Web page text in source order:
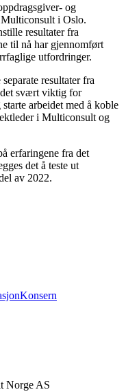
og
i Oslo.
resultater fra
til nå har gjennomført
utfordringer.
resultater fra
svært viktig for
arbeidet med å koble
i Multiconsult og
erfaringene fra det
det å teste ut
av 2022.
Konsern
Norge AS